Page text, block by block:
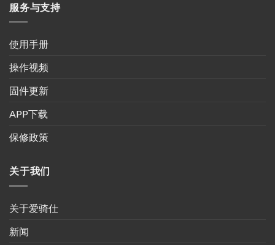
服务与支持
使用手册
操作视频
固件更新
APP下载
保修政策
关于我们
关于爱骑仕
新闻